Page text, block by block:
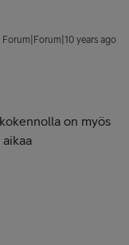
Forum|Forum|10 years ago
on myös